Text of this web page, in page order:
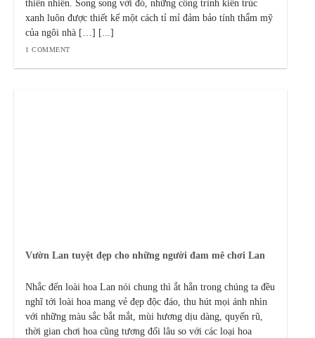
thiên nhiên. Song song với đó, những công trình kiến trúc
xanh luôn được thiết kế một cách tỉ mỉ đảm bảo tính thẩm mỹ
của ngôi nhà […] [...]
1 COMMENT
Vườn Lan tuyệt đẹp cho những người đam mê chơi Lan
Nhắc đến loài hoa Lan nói chung thì ắt hẳn trong chúng ta đều
nghĩ tới loài hoa mang vẻ đẹp độc đáo, thu hút mọi ánh nhìn
với những màu sắc bắt mắt, mùi hương dịu dàng, quyến rũ,
thời gian chơi hoa cũng tương đối lâu so với các loại hoa